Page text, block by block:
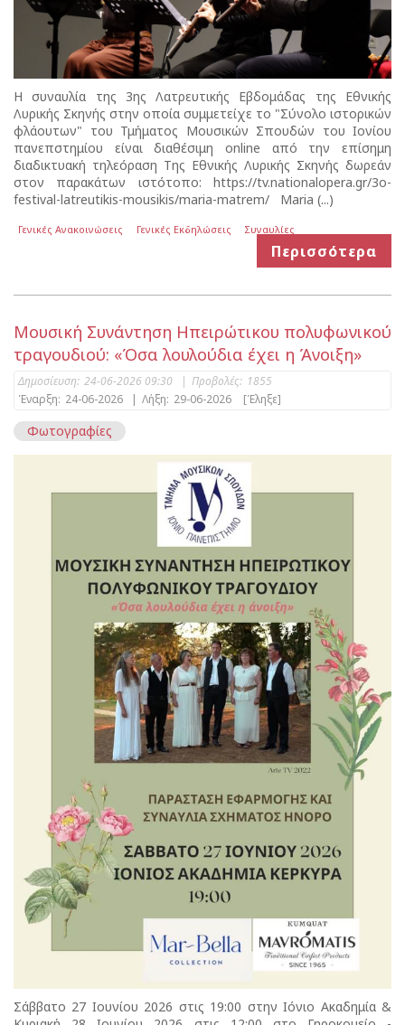
Η συναυλία της 3ης Λατρευτικής Εβδομάδας της Εθνικής
Λυρικής Σκηνής στην οποία συμμετείχε το "Σύνολο ιστορικών
φλάουτων" του Τμήματος Μουσικών Σπουδών του Ιονίου
πανεπστημίου είναι διαθέσιμη online από την επίσημη
διαδικτυακή τηλεόραση Της Εθνικής Λυρικής Σκηνής δωρεάν
στον παρακάτων ιστότοπο: https://tv.nationalopera.gr/3o-
festival-latreutikis-mousikis/maria-matrem/ Maria (...)
Γενικές Ανακοινώσεις Γενικές Εκδηλώσεις Συναυλίες
Περισσότερα
Μουσική Συνάντηση Ηπειρώτικου πολυφωνικού
τραγουδιού: «Όσα λουλούδια έχει η Άνοιξη»
Δημοσίευση: 24-06-2026 09:30 | Προβολές: 1855
Έναρξη: 24-06-2026 | Λήξη: 29-06-2026 [Έληξε]
Φωτογραφίες
Σάββατο 27 Ιουνίου 2026 στις 19:00 στην Ιόνιο Ακαδημία &